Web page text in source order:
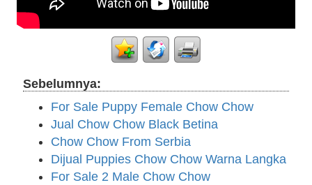
Sebelumnya:
For Sale Puppy Female Chow Chow
Jual Chow Chow Black Betina
Chow Chow From Serbia
Dijual Puppies Chow Chow Warna Langka
For Sale 2 Male Chow Chow